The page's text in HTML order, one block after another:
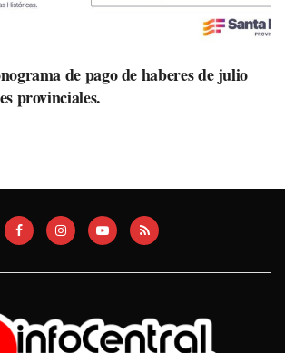
de pago de haberes de julio
provinciales.